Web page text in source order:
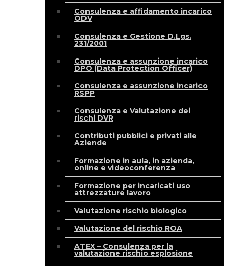
Consulenza e affidamento incarico
ODV
Consulenza e Gestione D.Lgs.
231/2001
Consulenza e assunzione incarico
DPO (Data Protection Officer)
Consulenza e assunzione incarico
RSPP
Consulenza e Valutazione dei
rischi DVR
Contributi pubblici e privati alle
Aziende
Formazione in aula, in azienda,
online e videoconferenza
Formazione per incaricati uso
attrezzature lavoro
Valutazione rischio biologico
Valutazione del rischio ROA
ATEX – Consulenza per la
valutazione rischio esplosione